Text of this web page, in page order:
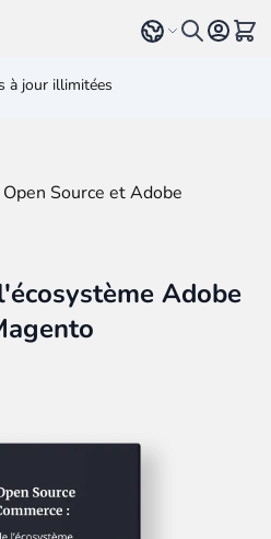
Select language
Voir
à jour illimitées
Source et Adobe
Adobe